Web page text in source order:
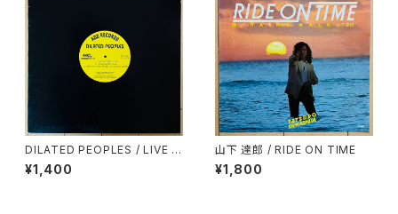
DILATED PEOPLES / LIVE O
N STAGE
¥1,400
山下 達郎 / RIDE ON TIME
¥1,800